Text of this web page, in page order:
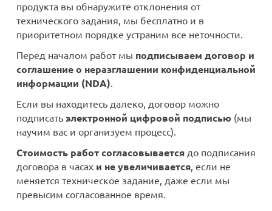
продукта вы обнаружите отклонения от
технического задания, мы бесплатно и в
приоритетном порядке устраним все неточности.
Перед началом работ мы подписываем договор и
соглашение о неразглашении конфиденциальной
информации (NDA).
Если вы находитесь далеко, договор можно
подписать электронной цифровой подписью (мы
научим вас и организуем процесс).
Стоимость работ согласовывается до подписания
договора в часах и не увеличивается, если не
меняется техническое задание, даже если мы
превысим согласованное время.